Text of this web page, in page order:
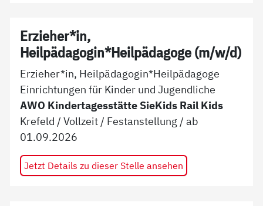
Erzieher*in,
Heilpädagogin*Heilpädagoge (m/w/d)
Erzieher*in, Heilpädagogin*Heilpädagoge
Einrichtungen für Kinder und Jugendliche
AWO Kindertagesstätte SieKids Rail Kids
Krefeld /Vollzeit / Festanstellung / ab
01.09.2026
Jetzt Details zu dieser Stelle ansehen